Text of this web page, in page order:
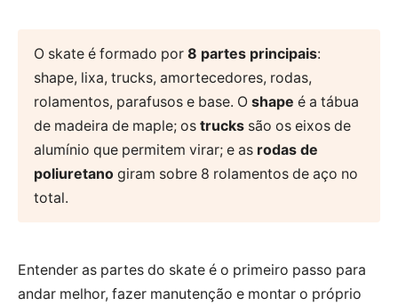
O skate é formado por 8 partes principais:
shape, lixa, trucks, amortecedores, rodas,
rolamentos, parafusos e base. O shape é a tábua
de madeira de maple; os truckssão os eixos de
alumínio que permitem virar; e as rodas de
poliuretanogiram sobre 8 rolamentos de aço no
total.
Entender as partes do skate é o primeiro passo para
andar melhor, fazer manutenção e montar o próprio